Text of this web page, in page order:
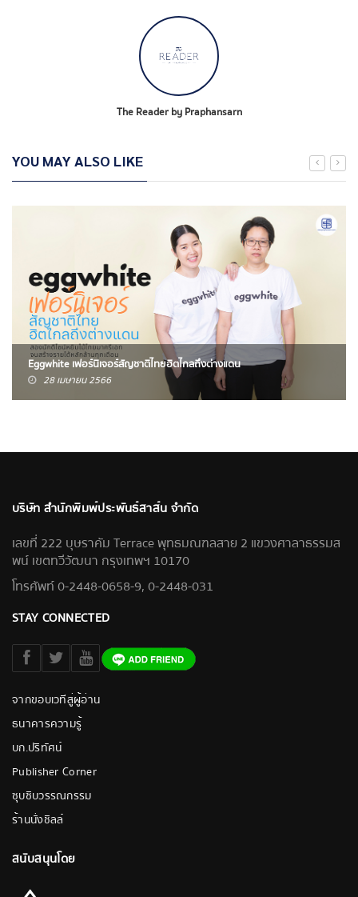
The Reader by Praphansarn
YOU MAY ALSO LIKE
Eggwhite เฟอร์นิเจอร์สัญชาติไทยฮิตไกลถึงต่างแดน
28 เมษายน 2566
บริษัท สำนักพิมพ์ประพันธ์สาส์น จำกัด
เลขที่ 222 บุษราคัม Terrace พุทธมณฑลสาย 2 แขวงศาลาธรรมส
พน์ เขตทวีวัฒนา กรุงเทพฯ 10170
โทรศัพท์ 0-2448-0658-9, 0-2448-031
STAY CONNECTED
จากขอบเวทีสู่ผู้อ่าน
ธนาคารความรู้
บก.ปริทัศน์
Publisher Corner
ซุบซิบวรรณกรรม
ร้านนั่งชิลล์
สนับสนุนโดย